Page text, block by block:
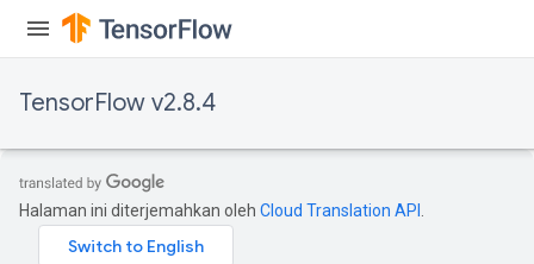
TensorFlow v2.8.4
Halaman ini diterjemahkan oleh Cloud Translation API